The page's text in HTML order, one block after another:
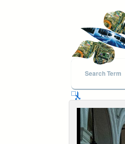
Search Term